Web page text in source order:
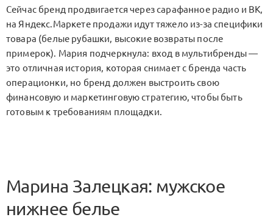
Сейчас бренд продвигается через сарафанное радио и ВК,
на Яндекс.Маркете продажи идут тяжело из-за специфики
товара (белые рубашки, высокие возвраты после
примерок). Мария подчеркнула: вход в мультибренды —
это отличная история, которая снимает с бренда часть
операционки, но бренд должен выстроить свою
финансовую и маркетинговую стратегию, чтобы быть
готовым к требованиям площадки.
Марина Залецкая: мужское
нижнее белье